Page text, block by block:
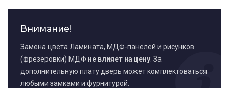
Внимание!
Замена цвета Ламината, МДФ-панелей и рисунков
(фрезеровки) МДФ не влияет на цену . За
дополнительную плату дверь может комплектоваться
любыми замками и фурнитурой.